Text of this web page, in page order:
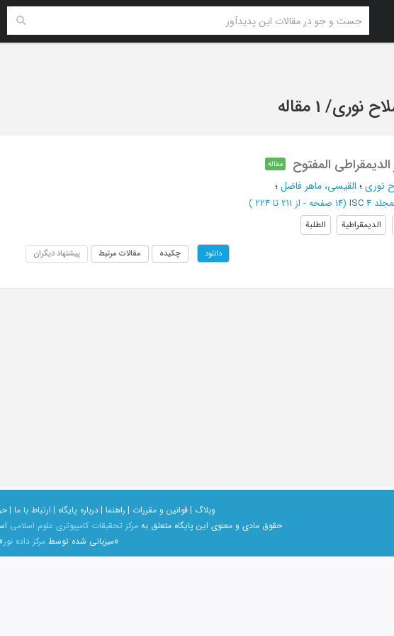
نوری/ 1 مقاله
المفتوح مقاله
نوری؛ القیسی، ماهر فاضل؛
ISC (‎14 صفحه - از 211 تا 224 )
الدیمقراطیة الطلبة
دانلود چکیده مقالات مرتبط پیشنهاد دیگران
وبلاگ |قوانین و مقررات | راهنما |درباره پایگاه | ارتباط با ما |
حقوق مادی و معنوی اين پايگاه متعلق به مرکز تحقیقات کامپیوتری علوم اسلامی
«میزبانی شده توسطمرکز داده نور»